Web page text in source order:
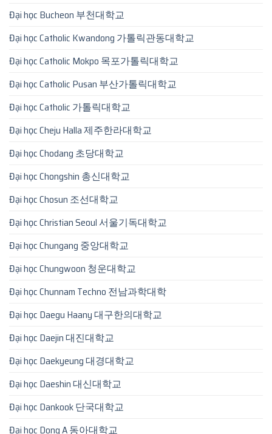
Đại học Bucheon 부천대학교
Đại học Catholic Kwandong 가톨릭관동대학교
Đại học Catholic Mokpo 목포가톨릭대학교
Đại học Catholic Pusan 부산가톨릭대학교
Đại học Catholic 가톨릭대학교
Đại học Cheju Halla 제주한라대학교
Đại học Chodang 초당대학교
Đại học Chongshin 총신대학교
Đại học Chosun 조선대학교
Đại học Christian Seoul 서울기독대학교
Đại học Chungang 중앙대학교
Đại học Chungwoon 청운대학교
Đại học Chunnam Techno 전남과학대학
Đại học Daegu Haany 대구한의대학교
Đại học Daejin 대진대학교
Đại học Daekyeung 대경대학교
Đại học Daeshin 대신대학교
Đại học Dankook 단국대학교
Đại học Dong A 동아대학교